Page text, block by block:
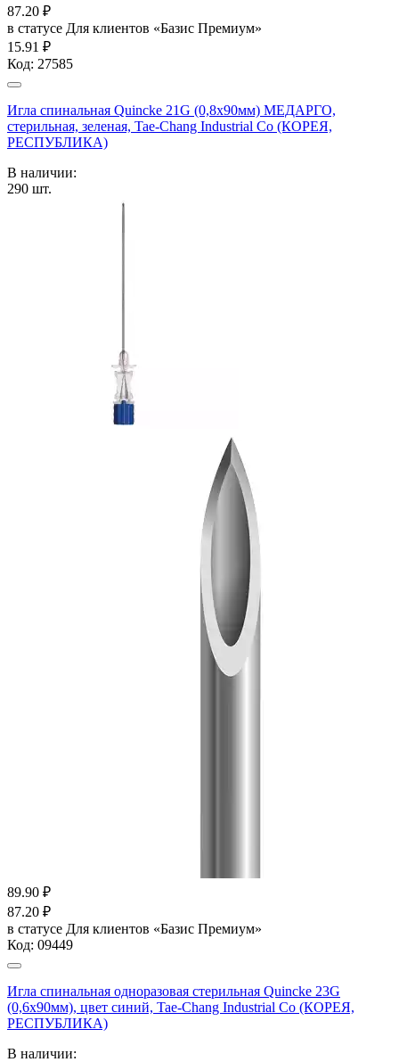
87.20 ₽
в статусе Для клиентов «Базис Премиум»
15.91 ₽
Код: 27585
Игла спинальная Quincke 21G (0,8х90мм) МЕДАРГО,
стерильная, зеленая, Tae-Chang Industrial Co (КОРЕЯ,
РЕСПУБЛИКА)
В наличии:
290 шт.
89.90 ₽
87.20 ₽
в статусе Для клиентов «Базис Премиум»
Код: 09449
Игла спинальная одноразовая стерильная Quincke 23G
(0,6х90мм), цвет синий, Tae-Chang Industrial Co (КОРЕЯ,
РЕСПУБЛИКА)
В наличии: